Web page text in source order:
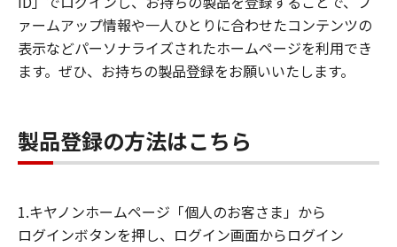
ァームアップ情報や一人ひとりに合わせたコンテンツの
表示などパーソナライズされたホームページを利用でき
ます。ぜひ、お持ちの製品登録をお願いいたします。
製品登録の方法はこちら
1.キヤノンホームページ「個人のお客さま」から
ログインボタンを押し、ログイン画面からログイン